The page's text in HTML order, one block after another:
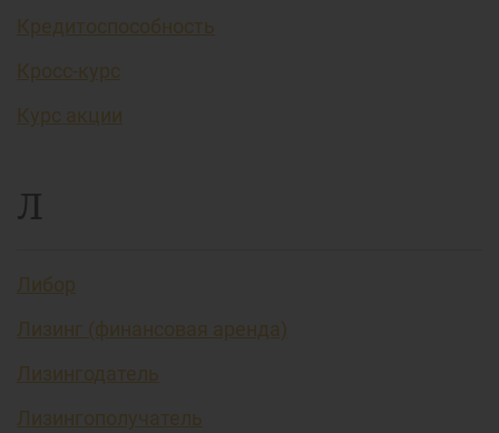
Кредитоспособность
Кросс-курс
Курс акции
Л
Либор
Лизинг (финансовая аренда)
Лизингодатель
Лизингополучатель